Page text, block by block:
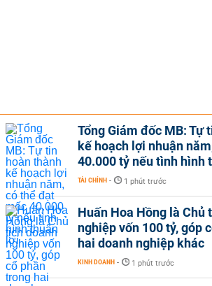
Tổng Giám đốc MB: Tự
kế hoạch lợi nhuận
40.000 tỷ nếu tình hình
TÀI CHÍNH - 1 phút trước
Huấn Hoa Hồng là Chủ
nghiệp vốn 100 tỷ, góp
hai doanh nghiệp khác
KINH DOANH - 1 phút trước